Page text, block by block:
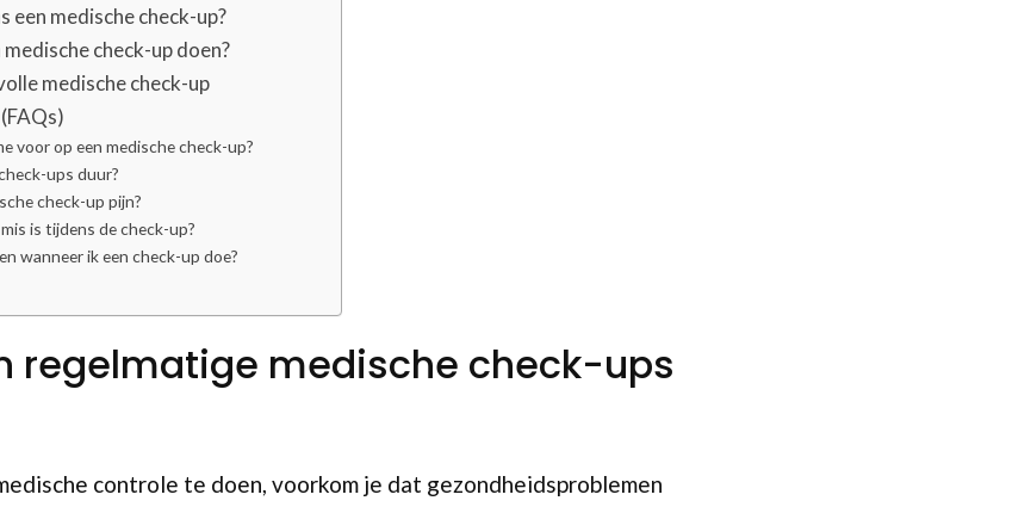
medische check-up?
check-up doen?
medische check-up
voor op een medische check-up?
ups duur?
check-up pijn?
is tijdens de check-up?
wanneer ik een check-up doe?
regelmatige medische check-ups
controle te doen, voorkom je dat gezondheidsproblemen